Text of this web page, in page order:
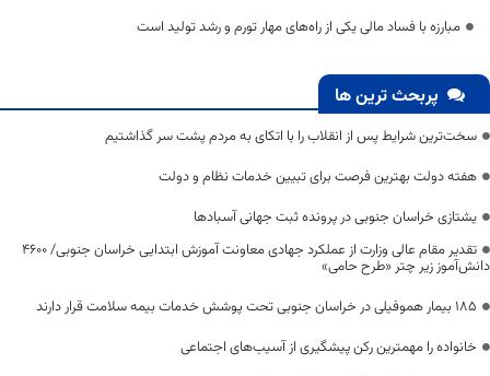
مبارزه با فساد مالی یکی از راه‌های مهار تورم و رشد تولید است
پربحث ترین ها
سخت‌ترین شرایط پس از انقلاب را با اتکای به مردم پشت سر گذاشتیم
هفته دولت بهترین فرصت برای تبیین خدمات نظام و دولت
یشتازی خراسان جنوبی در پرونده ثبت جهانی آسبادها
تقدیر مقام عالی وزارت از عملکرد جهادی معاونت آموزش ابتدایی خراسان جنوبی/ ۴۶۰۰
دانش‌آموز زیر چتر «طرح حامی»
۱۸۵ بیمار هموفیلی در خراسان جنوبی تحت پوشش خدمات بیمه سلامت قرار دارند
خانواده را مهمترین رکن پیشگیری از آسیب‌های اجتماعی